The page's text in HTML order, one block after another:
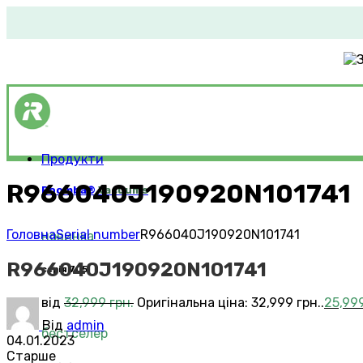
Продукти
Roomba®Vacuums
новинка
серія 705
від 32,999грн. Оригінальна ціна: 32,999 грн..
бестселер
R966040J190920N101741
ГоловнаSerial numberR966040J190920N101741
R966040J190920N101741
Від admin
04.01.2023
Старше